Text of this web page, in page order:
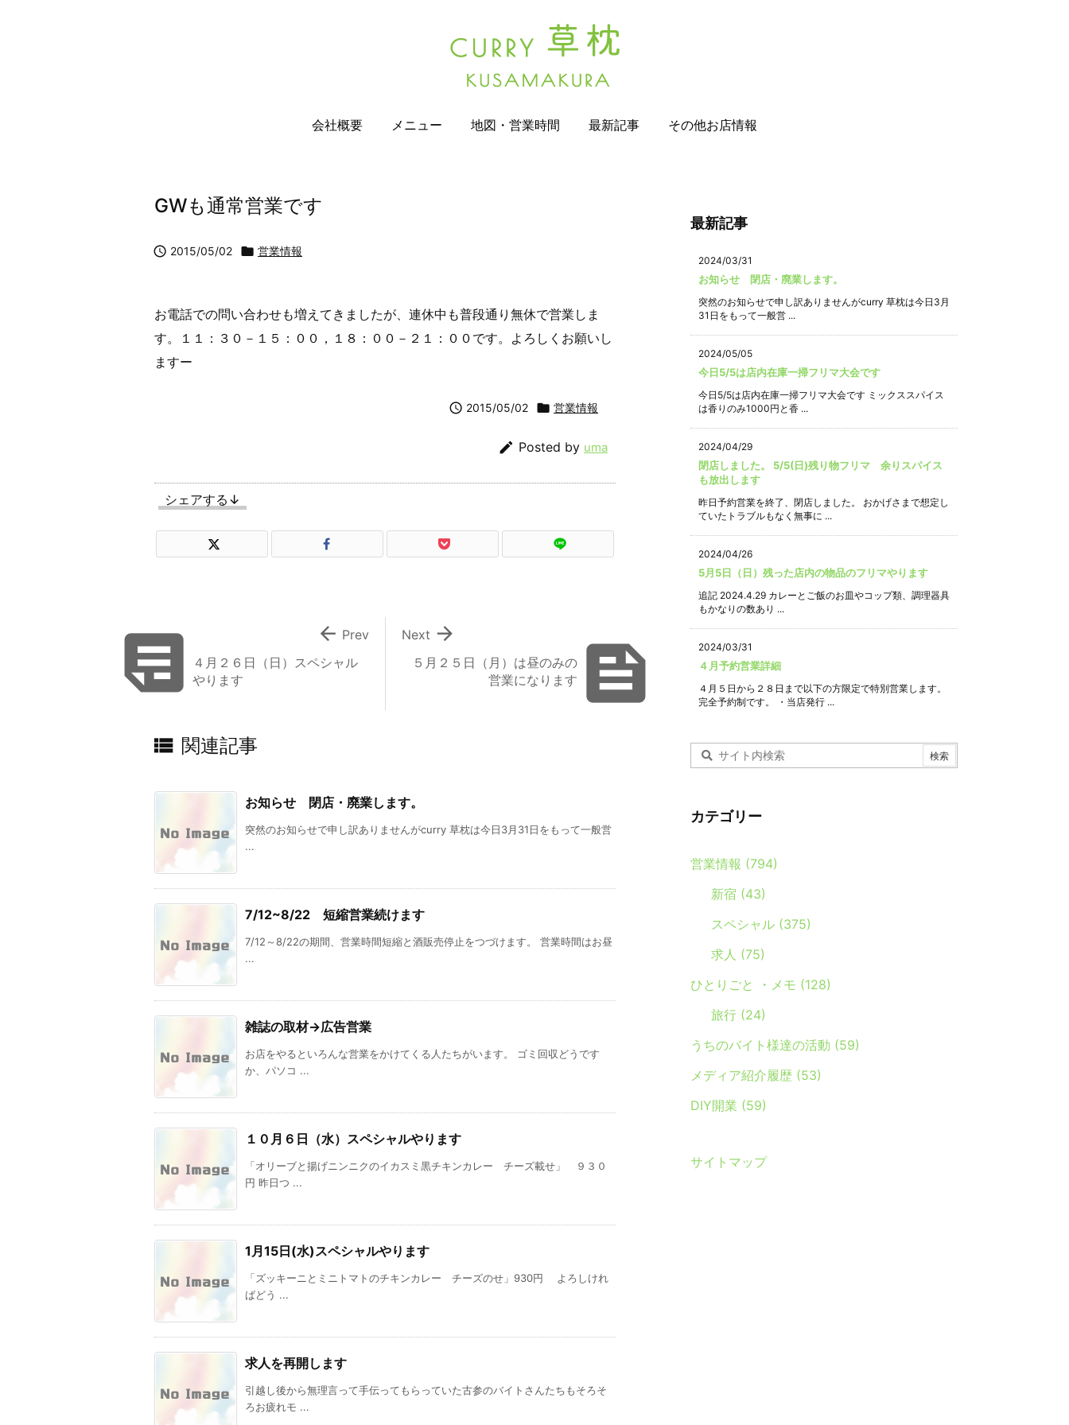
会社概要 メニュー 地図・営業時間 最新記事 その他お店情報
GWも通常営業です
 2015/05/02  営業情報
お電話での問い合わせも増えてきましたが、連休中も普段通り無休で営業しま
す。１１：３０－１５：００，１８：００－２１：００です。よろしくお願いし
ますー
 2015/05/02  営業情報
 Posted by uma
シェアする↓

５月２５日（月）は昼のみの
営業になります

Next
４月２６日（日）スペシャル
やります
 Prev
 関連記事
お知らせ 閉店・廃業します。
突然のお知らせで申し訳ありませんがcurry 草枕は今日3月31日をもって一般営
...
7/12~8/22 短縮営業続けます
7/12～8/22の期間、営業時間短縮と酒販売停止をつづけます。 営業時間はお昼
...
雑誌の取材→広告営業
お店をやるといろんな営業をかけてくる人たちがいます。 ゴミ回収どうです
か、パソコ ...
１０月６日（水）スペシャルやります
「オリーブと揚げニンニクのイカスミ黒チキンカレー チーズ載せ」 ９３０
円 昨日つ ...
1月15日(水)スペシャルやります
「ズッキーニとミニトマトのチキンカレー チーズのせ」930円 よろしけれ
ばどう ...
求人を再開します
引越し後から無理言って手伝ってもらっていた古参のバイトさんたちもそろそ
ろお疲れモ ...
最新記事
2024/03/31
お知らせ 閉店・廃業します。
突然のお知らせで申し訳ありませんがcurry 草枕は今日3月
31日をもって一般営 ...
2024/05/05
今日5/5は店内在庫一掃フリマ大会です
今日5/5は店内在庫一掃フリマ大会です ミックススパイス
は香りのみ1000円と香 ...
2024/04/29
閉店しました。 5/5(日)残り物フリマ 余りスパイス
も放出します
昨日予約営業を終了、閉店しました。 おかげさまで想定し
ていたトラブルもなく無事に ...
2024/04/26
5月5日（日）残った店内の物品のフリマやります
追記 2024.4.29 カレーとご飯のお皿やコップ類、調理器具
もかなりの数あり ...
2024/03/31
４月予約営業詳細
４月５日から２８日まで以下の方限定で特別営業します。
完全予約制です。 ・当店発行 ...
カテゴリー
営業情報 (794)
新宿 (43)
スペシャル (375)
求人 (75)
ひとりごと ・メモ (128)
旅行 (24)
うちのバイト様達の活動 (59)
メディア紹介履歴 (53)
DIY開業 (59)
サイトマップ